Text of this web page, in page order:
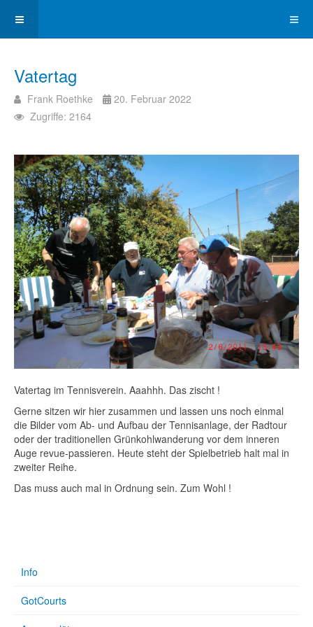
Vatertag
Frank Roethke
20. Februar 2022
Zugriffe: 2164
Vatertag im Tennisverein. Aaahhh. Das zischt !
Gerne sitzen wir hier zusammen und lassen uns noch einmal
die Bilder vom Ab- und Aufbau der Tennisanlage, der Radtour
oder der traditionellen Grünkohlwanderung vor dem inneren
Auge revue-passieren. Heute steht der Spielbetrieb halt mal in
zweiter Reihe.
Das muss auch mal in Ordnung sein. Zum Wohl !
Info
GotCourts